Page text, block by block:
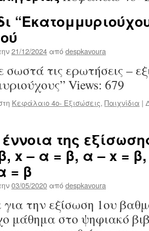
21/12/2024 απόdespkavoura
τις ερωτήσεις –
Views: 679
Κεφάλαιο 4ο- Εξισώσεις, Παιχνίδια |
της
x – α = β, α – x =
= β
03/05/2020 απόdespkavoura
την εξίσωση 1ου
μάθημα στο ψηφιακό